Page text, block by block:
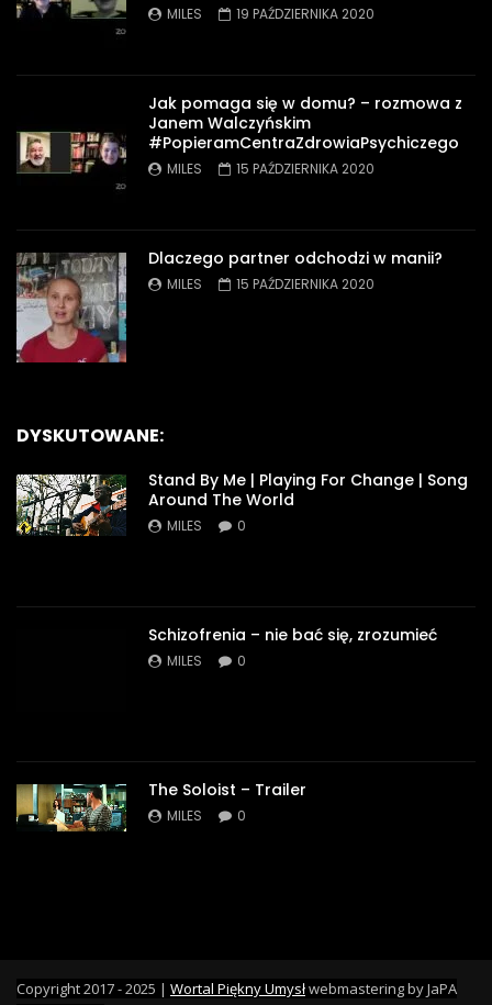
MILES 19 PAŹDZIERNIKA 2020
Jak pomaga się w domu? – rozmowa z
Janem Walczyńskim
#PopieramCentraZdrowiaPsychiczego
MILES 15 PAŹDZIERNIKA 2020
Dlaczego partner odchodzi w manii?
MILES 15 PAŹDZIERNIKA 2020
DYSKUTOWANE:
Stand By Me | Playing For Change | Song
Around The World
MILES 0
Schizofrenia – nie bać się, zrozumieć
MILES 0
The Soloist – Trailer
MILES 0
Copyright 2017 - 2025 | Wortal Piękny Umysłwebmastering by JaPA